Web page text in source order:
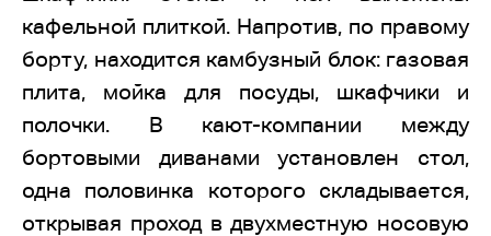
кафельной плиткой. Напротив, по правому
борту, находится камбузный блок: газовая
плита, мойка для посуды, шкафчики и
полочки. В кают-компании между
бортовыми диванами установлен стол,
одна половинка которого складывается,
открывая проход в двухместную носовую